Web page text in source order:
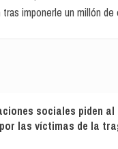
imponerle un millón de
sociales piden al
las víctimas de la